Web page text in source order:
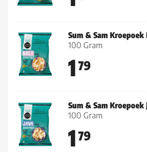
Sum & Sam Kroepoek
100 Gram
1 79
Sum & Sam Kroepoek
100 Gram
1 79